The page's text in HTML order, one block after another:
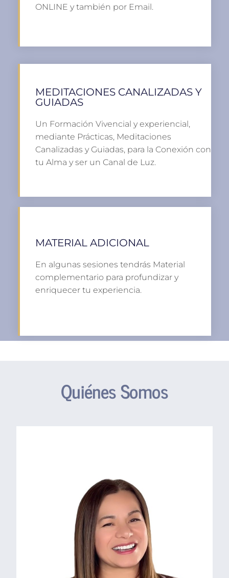
ONLINE y también por Email.
MEDITACIONES CANALIZADAS Y
GUIADAS
Un Formación Vivencial y experiencial,
mediante Prácticas, Meditaciones
Canalizadas y Guiadas, para la Conexión con
tu Alma y ser un Canal de Luz.
MATERIAL ADICIONAL
En algunas sesiones tendrás Material
complementario para profundizar y
enriquecer tu experiencia.
Quiénes Somos